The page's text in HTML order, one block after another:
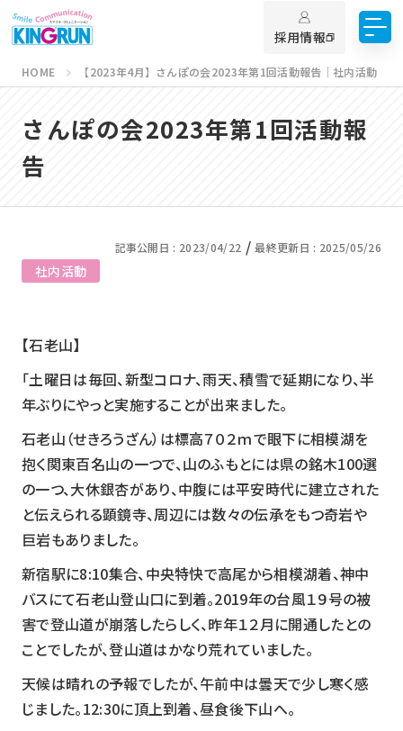
採用情報
HOME 【2023年4月】さんぽの会2023年第1回活動報告｜社内活動
さんぽの会2023年第1回活動報
告
記事公開日 : 2023/04/22 /最終更新日 : 2025/05/26
社内活動
【石老山】
「土曜日は毎回、新型コロナ、雨天、積雪で延期になり、半
年ぶりにやっと実施することが出来ました。
石老山（せきろうざん）は標高７０２ｍで眼下に相模湖を
抱く関東百名山の一つで、山のふもとには県の銘木100選
の一つ、大休銀杏があり、中腹には平安時代に建立された
と伝えられる顕鏡寺、周辺には数々の伝承をもつ奇岩や
巨岩もありました。
新宿駅に8:10集合、中央特快で高尾から相模湖着、神中
バスにて石老山登山口に到着。2019年の台風１９号の被
害で登山道が崩落したらしく、昨年１２月に開通したとの
ことでしたが、登山道はかなり荒れていました。
天候は晴れの予報でしたが、午前中は曇天で少し寒く感
じました。12:30に頂上到着、昼食後下山へ。